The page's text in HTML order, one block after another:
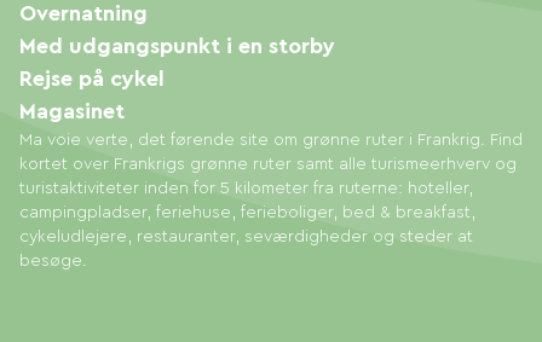
Ma voie verte, det førende site om grønne ruter i Frankrig. Find
kortet over Frankrigs grønne ruter samt alle turismeerhverv og
turistaktiviteter inden for 5 kilometer fra ruterne: hoteller,
campingpladser, feriehuse, ferieboliger, bed & breakfast,
cykeludlejere, restauranter, seværdigheder og steder at
besøge.
Overnatning
Med udgangspunkt i en storby
Rejse på cykel
Magasinet